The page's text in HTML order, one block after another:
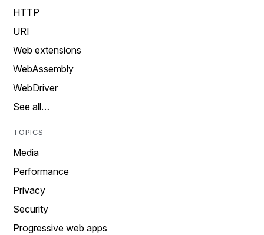
HTTP
URI
Web extensions
WebAssembly
WebDriver
See all…
TOPICS
Media
Performance
Privacy
Security
Progressive web apps